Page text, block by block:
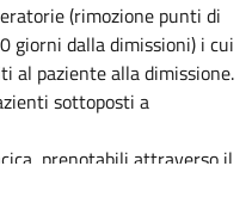
(rimozione punti di
giorni dalla dimissioni) i cui
al paziente alla dimissione.
sottoposti a
prenotabili attraverso il